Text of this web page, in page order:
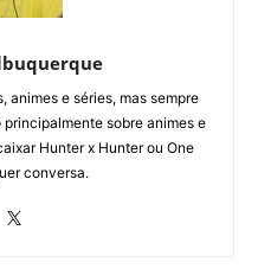
animes e séries, mas sempre
sobre animes e
Hunter x Hunter ou One
conversa.